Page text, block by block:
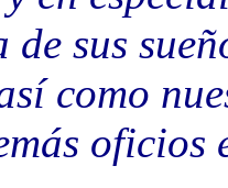
sus
como
oficios